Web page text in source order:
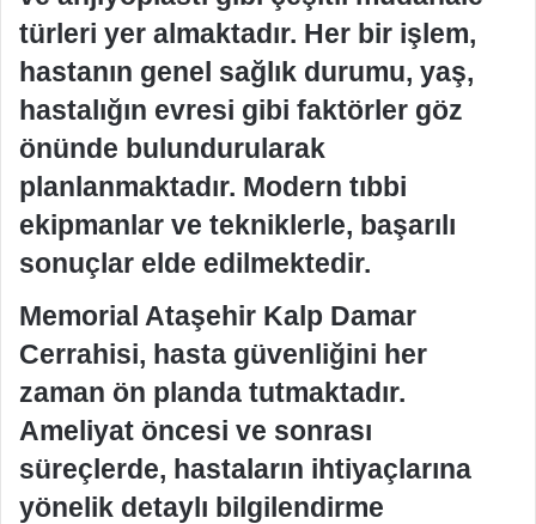
türleri yer almaktadır. Her bir işlem,
hastanın genel sağlık durumu, yaş,
hastalığın evresi gibi faktörler göz
önünde bulundurularak
planlanmaktadır. Modern tıbbi
ekipmanlar ve tekniklerle, başarılı
sonuçlar elde edilmektedir.
Memorial Ataşehir Kalp Damar
Cerrahisi, hasta güvenliğini her
zaman ön planda tutmaktadır.
Ameliyat öncesi ve sonrası
süreçlerde, hastaların ihtiyaçlarına
yönelik detaylı bilgilendirme